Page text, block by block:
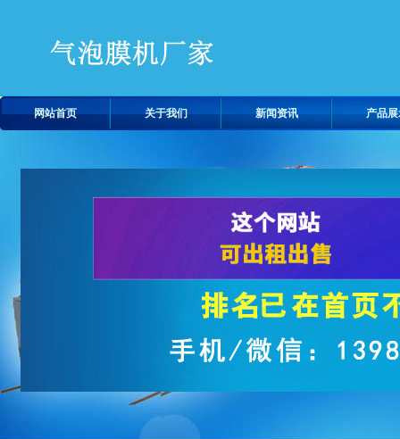
网站首页 关于我们 新闻资讯 产品